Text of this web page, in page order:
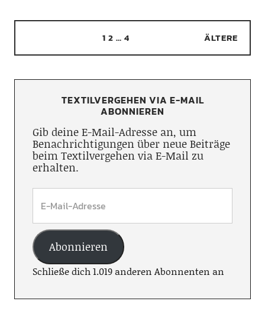
1 2 … 4 ÄLTERE
TEXTILVERGEHEN VIA E-MAIL
ABONNIEREN
Gib deine E-Mail-Adresse an, um
Benachrichtigungen über neue Beiträge
beim Textilvergehen via E-Mail zu
erhalten.
Abonnieren
Schließe dich 1.019 anderen Abonnenten an